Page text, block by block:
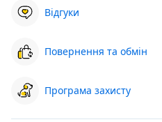
Відгуки
Повернення та обмін
Програма захисту